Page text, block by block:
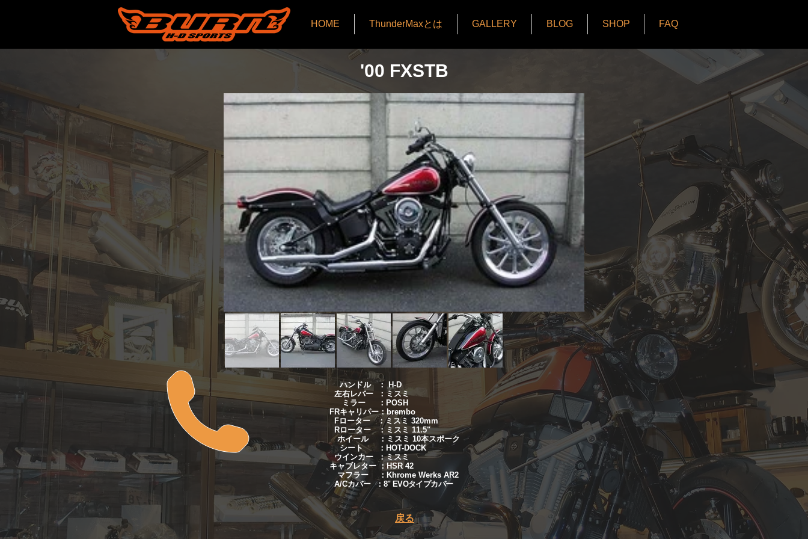
HOME ThunderMaxとは GALLERY BLOG SHOP FAQ
​'00 FXSTB
ハンドル ： H-D
左右レバー ：ミスミ
ミラー ：POSH
FRキャリパー：brembo
Fローター ：ミスミ 320mm
Rローター ：ミスミ 11.5"
ホイール ：ミスミ 10本スポーク
シート ：HOT-DOCK
ウインカー ：ミスミ
キャブレター ：HSR 42
マフラー ：Khrome Werks AR2
A/Cカバー ： 8" EVOタイプカバー
​戻る